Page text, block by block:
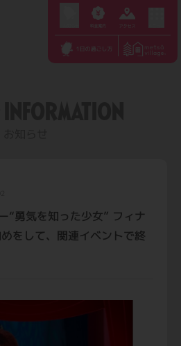
“勇気を知った少女” フィナ
をして、関連イベントで終